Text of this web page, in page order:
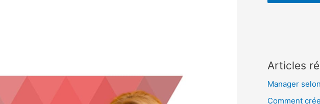
Articles
Manager
Comment